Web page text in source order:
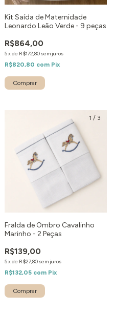
Kit Saída de Maternidade
Leonardo Leão Verde - 9 peças
R$864,00
5xde R$172,80 sem juros
R$820,80 com Pix
Comprar
1 / 3
Fralda de Ombro Cavalinho
Marinho - 2 Peças
R$139,00
5xde R$27,80 sem juros
R$132,05 com Pix